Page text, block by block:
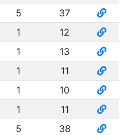
5
37
1
12
1
13
1
11
1
10
1
11
5
38